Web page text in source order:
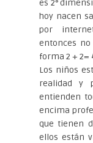
es 2°
hoy nacen
por
entonces
forma 2 + 2=
Los niños
realidad y
entienden
encima
que tienen
ellos están